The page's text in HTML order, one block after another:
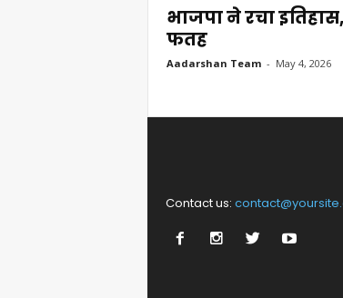
भाजपा ने रचा
फतह
Aadarshan Team - May 4, 2026
Contact us: